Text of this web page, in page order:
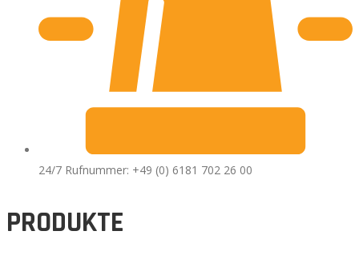
24/7 Rufnummer: +49 (0) 6181 702 26 00
PRODUKTE